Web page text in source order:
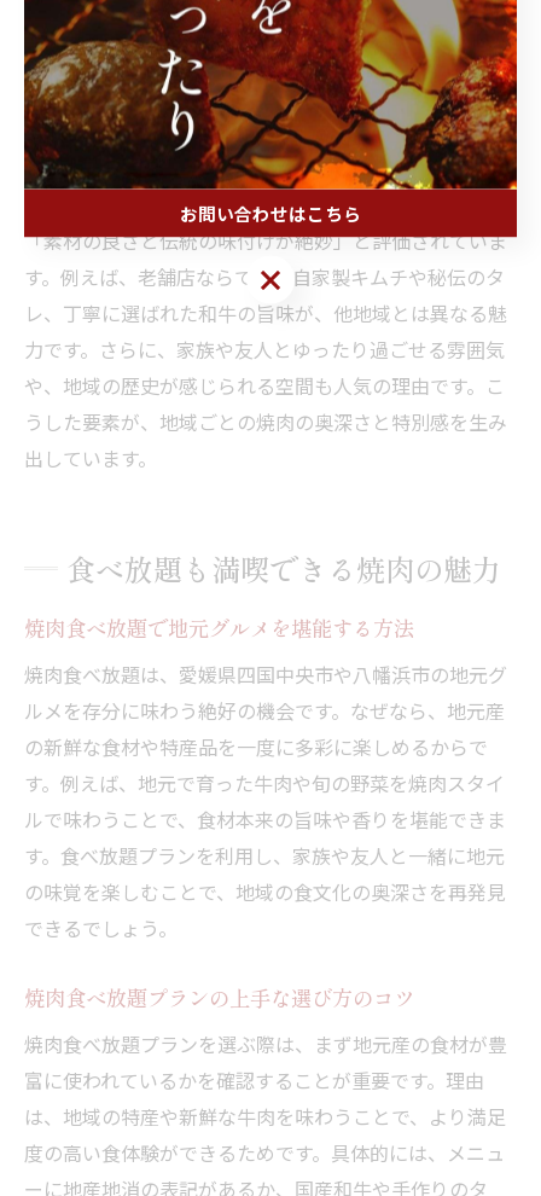
方を提案しています。伝統的なキムチやタレとともに、
こうした地元食材を味わうことで、より深い焼肉体験が
可能です。
焼肉愛好家が語る地域ごとの魅力とは
焼肉愛好家の間では、四国中央市や八幡浜市の焼肉は
「素材の良さと伝統の味付けが絶妙」と評価されていま
す。例えば、老舗店ならではの自家製キムチや秘伝のタ
レ、丁寧に選ばれた和牛の旨味が、他地域とは異なる魅
力です。さらに、家族や友人とゆったり過ごせる雰囲気
や、地域の歴史が感じられる空間も人気の理由です。こ
うした要素が、地域ごとの焼肉の奥深さと特別感を生み
出しています。
食べ放題も満喫できる焼肉の魅力
焼肉食べ放題で地元グルメを堪能する方法
焼肉食べ放題は、愛媛県四国中央市や八幡浜市の地元グ
ルメを存分に味わう絶好の機会です。なぜなら、地元産
の新鮮な食材や特産品を一度に多彩に楽しめるからで
す。例えば、地元で育った牛肉や旬の野菜を焼肉スタイ
ルで味わうことで、食材本来の旨味や香りを堪能できま
す。食べ放題プランを利用し、家族や友人と一緒に地元
の味覚を楽しむことで、地域の食文化の奥深さを再発見
できるでしょう。
焼肉食べ放題プランの上手な選び方のコツ
焼肉食べ放題プランを選ぶ際は、まず地元産の食材が豊
富に使われているかを確認することが重要です。理由
は、地域の特産や新鮮な牛肉を味わうことで、より満足
度の高い食体験ができるためです。具体的には、メニュ
ーに地産地消の表記があるか、国産和牛や手作りのタ
お問い合わせはこちら
お問い合わせはこちら